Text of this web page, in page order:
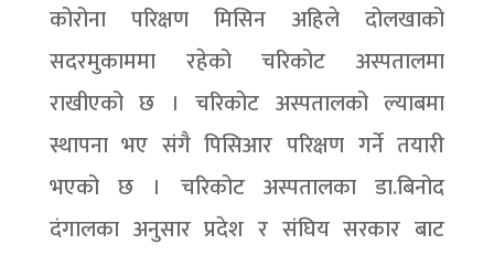
कोरोना परिक्षण मिसिन अहिले दोलखाको
सदरमुकाममा रहेको चरिकोट अस्पतालमा
राखीएको छ । चरिकोट अस्पतालको ल्याबमा
स्थापना भए संगै पिसिआर परिक्षण गर्ने तयारी
भएको छ । चरिकोट अस्पतालका डा.बिनोद
दंगालका अनुसार प्रदेश र संघिय सरकार बाट